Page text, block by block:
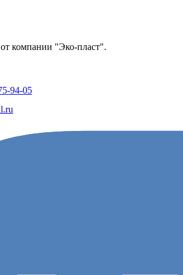
компании "Эко-пласт".
94-05